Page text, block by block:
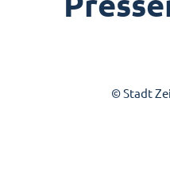
© Stadt